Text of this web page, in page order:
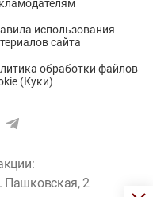
использования
сайта
обработки файлов
(Куки)
Пашковская, 2